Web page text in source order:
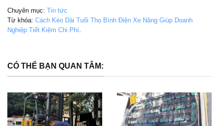
Chuyên mục: Tin tức
Từ khóa: Cách Kéo Dài Tuổi Thọ Bình Điện Xe Nâng Giúp Doanh
Nghiệp Tiết Kiệm Chi Phí
CÓ THỂ BẠN QUAN TÂM: